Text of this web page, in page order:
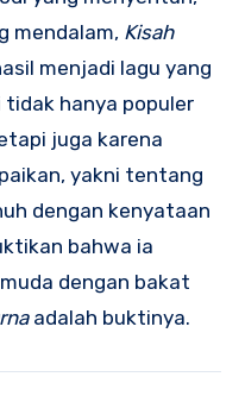
mendalam, Kisah
menjadi lagu yang
tidak hanya populer
juga karena
yakni tentang
dengan kenyataan
bahwa ia
dengan bakat
adalah buktinya.